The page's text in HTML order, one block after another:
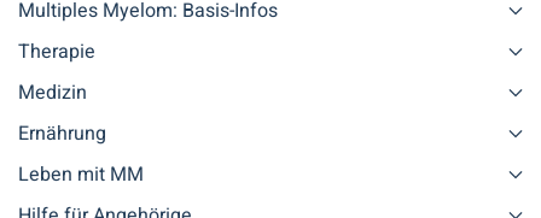
Multiples Myelom: Basis-Infos
Therapie
Medizin
Ernährung
Leben mit MM